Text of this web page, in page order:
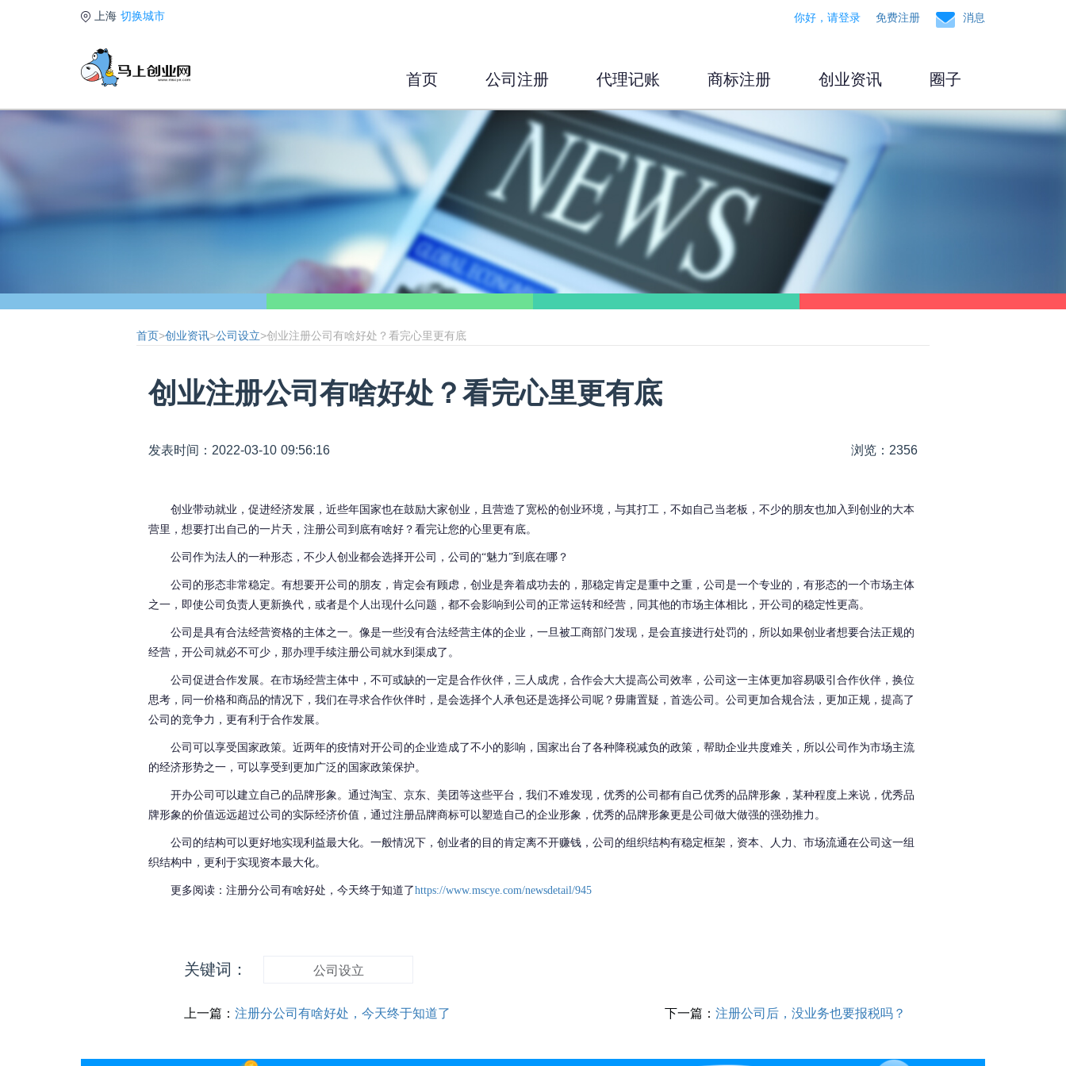
上海 切换城市 你好，请登录 免费注册 消息
首页 公司注册 代理记账 商标注册 创业资讯 圈子
首页>创业资讯>公司设立>创业注册公司有啥好处？看完心里更有底
创业注册公司有啥好处？看完心里更有底
发表时间：2022-03-10 09:56:16 浏览：2356
创业带动就业，促进经济发展，近些年国家也在鼓励大家创业，且营造了宽松的创业环境，与其打工，不如自己当老板，不少的朋友也加入到创业的大本
营里，想要打出自己的一片天，注册公司到底有啥好？看完让您的心里更有底。
公司作为法人的一种形态，不少人创业都会选择开公司，公司的“魅力”到底在哪？
公司的形态非常稳定。有想要开公司的朋友，肯定会有顾虑，创业是奔着成功去的，那稳定肯定是重中之重，公司是一个专业的，有形态的一个市场主体
之一，即使公司负责人更新换代，或者是个人出现什么问题，都不会影响到公司的正常运转和经营，同其他的市场主体相比，开公司的稳定性更高。
公司是具有合法经营资格的主体之一。像是一些没有合法经营主体的企业，一旦被工商部门发现，是会直接进行处罚的，所以如果创业者想要合法正规的
经营，开公司就必不可少，那办理手续注册公司就水到渠成了。
公司促进合作发展。在市场经营主体中，不可或缺的一定是合作伙伴，三人成虎，合作会大大提高公司效率，公司这一主体更加容易吸引合作伙伴，换位
思考，同一价格和商品的情况下，我们在寻求合作伙伴时，是会选择个人承包还是选择公司呢？毋庸置疑，首选公司。公司更加合规合法，更加正规，提高了
公司的竞争力，更有利于合作发展。
公司可以享受国家政策。近两年的疫情对开公司的企业造成了不小的影响，国家出台了各种降税减负的政策，帮助企业共度难关，所以公司作为市场主流
的经济形势之一，可以享受到更加广泛的国家政策保护。
开办公司可以建立自己的品牌形象。通过淘宝、京东、美团等这些平台，我们不难发现，优秀的公司都有自己优秀的品牌形象，某种程度上来说，优秀品
牌形象的价值远远超过公司的实际经济价值，通过注册品牌商标可以塑造自己的企业形象，优秀的品牌形象更是公司做大做强的强劲推力。
公司的结构可以更好地实现利益最大化。一般情况下，创业者的目的肯定离不开赚钱，公司的组织结构有稳定框架，资本、人力、市场流通在公司这一组
织结构中，更利于实现资本最大化。
更多阅读：注册分公司有啥好处，今天终于知道了https://www.mscye.com/newsdetail/945
关键词： 公司设立
上一篇： 注册分公司有啥好处，今天终于知道了 下一篇： 注册公司后，没业务也要报税吗？